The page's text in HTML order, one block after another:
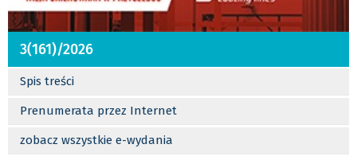
3(161)/2026
Spis treści
Prenumerata przez Internet
zobacz wszystkie e-wydania